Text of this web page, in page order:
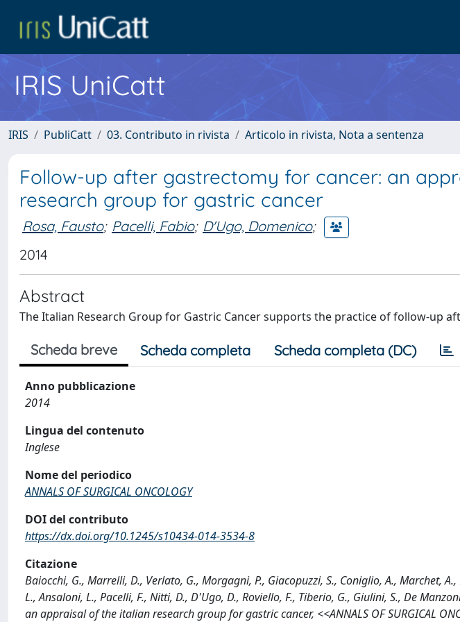
IRIS UniCatt
IRIS PubliCatt 03. Contributo in rivista Articolo in rivista, Nota a sentenza
Follow-up after gastrectomy for cancer: an
research group for gastric cancer
Rosa, Fausto; Pacelli, Fabio; D'Ugo, Domenico;
2014
Abstract
The Italian Research Group for Gastric Cancer supports the practice of follow-up
Scheda breve Scheda completa Scheda completa (DC)
Anno pubblicazione
2014
Lingua del contenuto
Inglese
Nome del periodico
ANNALS OF SURGICAL ONCOLOGY
DOI del contributo
https://dx.doi.org/10.1245/s10434-014-3534-8
Citazione
Baiocchi, G., Marrelli, D., Verlato, G., Morgagni, P., Giacopuzzi, S., Coniglio, A., Marchet,
L., Ansaloni, L., Pacelli, F., Nitti, D., D'Ugo, D., Roviello, F., Tiberio, G., Giulini, S., De
an appraisal of the italian research group for gastric cancer, <<ANNALS OF SURGICAL